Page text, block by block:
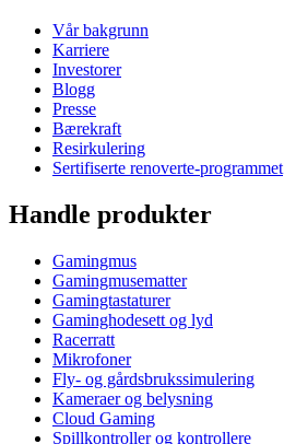
Vår bakgrunn
Karriere
Investorer
Blogg
Presse
Bærekraft
Resirkulering
Sertifiserte renoverte-programmet
Handle produkter
Gamingmus
Gamingmusematter
Gamingtastaturer
Gaminghodesett og lyd
Racerratt
Mikrofoner
Fly- og gårdsbrukssimulering
Kameraer og belysning
Cloud Gaming
Spillkontroller og kontrollere